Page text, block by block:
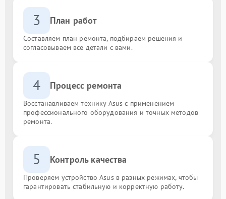
3 План работ
Составляем план ремонта, подбираем решения и
согласовываем все детали с вами.
4 Процесс ремонта
Восстанавливаем технику Asus с применением
профессионального оборудования и точных методов
ремонта.
5 Контроль качества
Проверяем устройство Asus в разных режимах, чтобы
гарантировать стабильную и корректную работу.